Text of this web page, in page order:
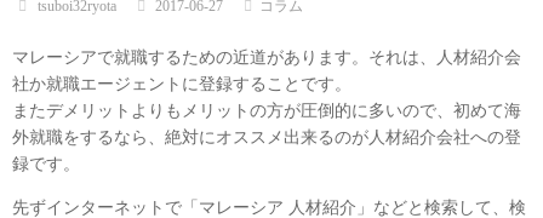
tsuboi32ryota 2017-06-27 コラム
マレーシアで就職するための近道があります。それは、人材紹介会
社か就職エージェントに登録することです。
またデメリットよりもメリットの方が圧倒的に多いので、初めて海
外就職をするなら、絶対にオススメ出来るのが人材紹介会社への登
録です。
先ずインターネットで「マレーシア 人材紹介」などと検索して、検